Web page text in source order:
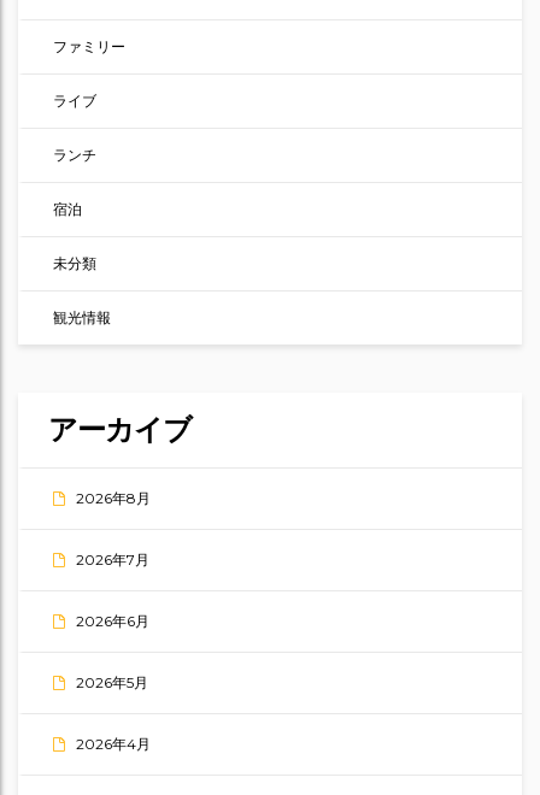
ファミリー
ライブ
ランチ
宿泊
未分類
観光情報
アーカイブ
2026年8月
2026年7月
2026年6月
2026年5月
2026年4月